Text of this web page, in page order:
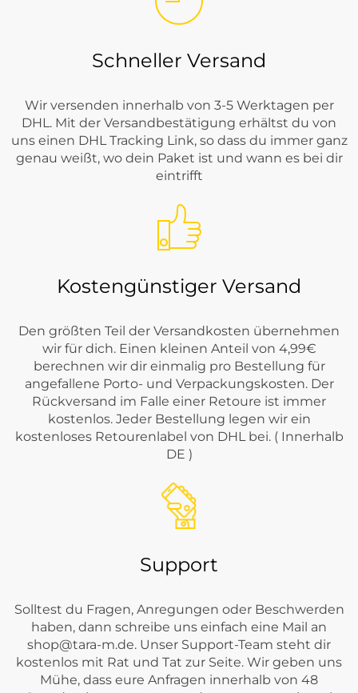
Schneller Versand
Wir versenden innerhalb von 3-5 Werktagen per
DHL. Mit der Versandbestätigung erhältst du von
uns einen DHL Tracking Link, so dass du immer ganz
genau weißt, wo dein Paket ist und wann es bei dir
eintrifft
Kostengünstiger Versand
Den größten Teil der Versandkosten übernehmen
wir für dich. Einen kleinen Anteil von 4,99€
berechnen wir dir einmalig pro Bestellung für
angefallene Porto- und Verpackungskosten. Der
Rückversand im Falle einer Retoure ist immer
kostenlos. Jeder Bestellung legen wir ein
kostenloses Retourenlabel von DHL bei. ( Innerhalb
DE )
Support
Solltest du Fragen, Anregungen oder Beschwerden
haben, dann schreibe uns einfach eine Mail an
shop@tara-m.de. Unser Support-Team steht dir
kostenlos mit Rat und Tat zur Seite. Wir geben uns
Mühe, dass eure Anfragen innerhalb von 48